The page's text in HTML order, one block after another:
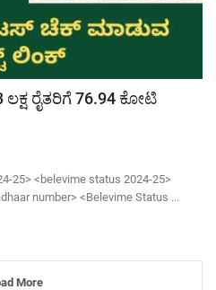
ರೈತರಿಗೆ 76.94 ಕೋಟಿ
<belevime status 2024-25>
number> <Belevime Status ...
More